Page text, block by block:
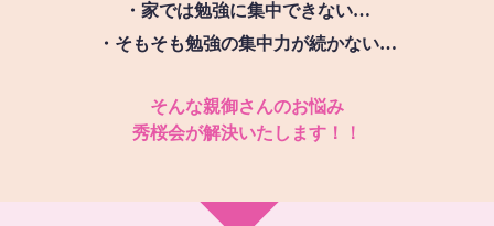
・家では勉強に集中できない…
・そもそも勉強の集中力が続かない…
そんな親御さんのお悩み
秀桜会が解決いたします！！